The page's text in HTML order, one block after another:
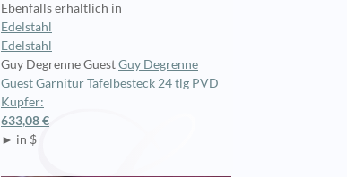
Ebenfalls erhältlich in
Edelstahl
Edelstahl
Guy Degrenne GuestGuy Degrenne
Guest Garnitur Tafelbesteck 24 tlg PVD
Kupfer:
633,08 €
► in $